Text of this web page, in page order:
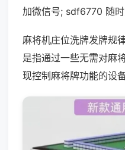
加微信号; sdf6770 随时
麻将机庄位洗牌发牌规
是指通过一些无需对麻
现控制麻将牌功能的设